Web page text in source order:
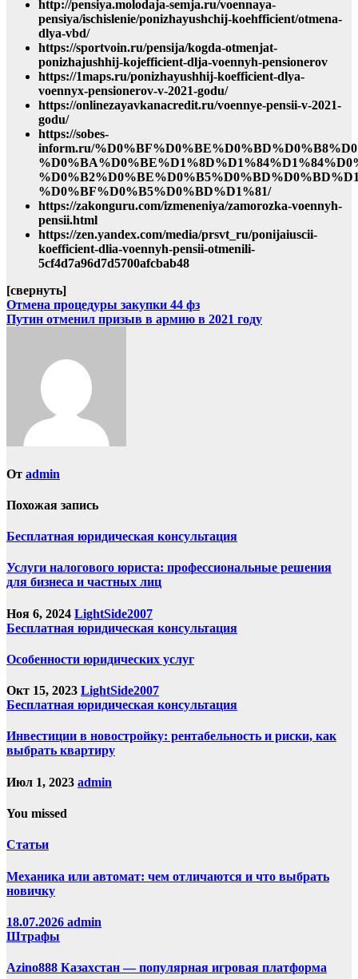
http://pensiya.molodaja-semja.ru/voennaya-
pensiya/ischislenie/ponizhayushchij-koehfficient/otmena-
dlya-vbd/
https://sportvoin.ru/pensija/kogda-otmenjat-
ponizhajushhij-kojefficient-dlja-voennyh-pensionerov
https://1maps.ru/ponizhayushhij-koefficient-dlya-
voennyx-pensionerov-v-2021-godu/
https://onlinezayavkanacredit.ru/voennye-pensii-v-2021-
godu/
https://sobes-
inform.ru/
%D0%BF%D0%B5%D0%BD%D1%81/
https://zakonguru.com/izmeneniya/zamorozka-voennyh-
pensii.html
https://zen.yandex.com/media/prsvt_ru/ponijaiuscii-
koefficient-dlia-voennyh-pensii-otmenili-
5cf4d7a96d7d5700afcbab48
[свернуть]
Навигация
по
Отмена процедуры закупки 44 фз
Путин отменил призыв в армию в 2021 году
От admin
Похожая запись
Бесплатная юридическая консультация
Услуги налогового юриста: профессиональные решения
для бизнеса и частных лиц
Ноя 6, 2024 LightSide2007
Бесплатная юридическая консультация
Особенности юридических услуг
Окт 15, 2023 LightSide2007
Бесплатная юридическая консультация
Инвестиции в новостройку: рентабельность и риски, как
выбрать квартиру
Июл 1, 2023 admin
You missed
Статьи
Механика или автомат: чем отличаются и что выбрать
новичку
18.07.2026 admin
Штрафы
Azino888 Казахстан — популярная игровая платформа